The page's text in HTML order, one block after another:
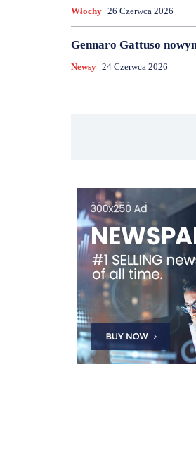
Włochy 26 Czerwca 2026
Gennaro Gattuso
Newsy 24 Czerwca 2026